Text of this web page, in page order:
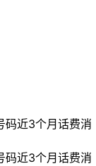
码近3个月话费消
码近3个月话费消